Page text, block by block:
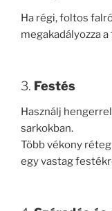
Ha régi, foltos
megakadályozza
3. Festés
Használj
sarkokban.
Több vékony
egy vastag